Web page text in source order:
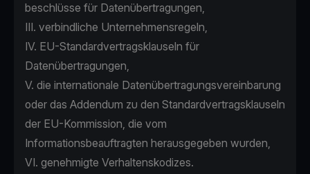
beschlüsse für Datenübertragungen,
III. verbindliche Unternehmensregeln,
IV. EU-Standardvertragsklauseln für
Datenübertragungen,
V. die internationale Datenübertragungsvereinbarung
oder das Addendum zu den Standardvertragsklauseln
der EU-Kommission, die vom
Informationsbeauftragten herausgegeben wurden,
VI. genehmigte Verhaltenskodizes.